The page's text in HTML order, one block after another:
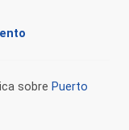
sobre Puerto